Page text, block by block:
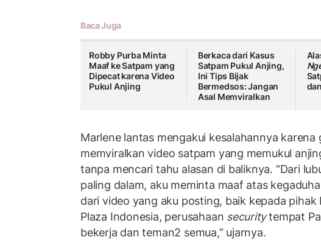
Baca Juga
Robby Purba Minta
Maaf ke Satpam yang
Dipecat karena Video
Pukul Anjing
Berkaca dari Kasus
Satpam Pukul Anjing,
Ini Tips Bijak
Bermedsos: Jangan
Asal Memviralkan
Marlene lantas mengakui kesalahannya karena
memviralkan video satpam yang memukul
tanpa mencari tahu alasan di baliknya. “Dari
paling dalam, aku meminta maaf atas
dari video yang aku posting, baik kepada pihak
Plaza Indonesia, perusahaan securitytempat
bekerja dan teman2 semua,” ujarnya.